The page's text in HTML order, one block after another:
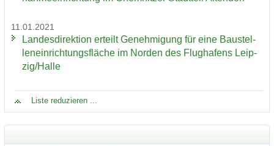
11.01.2021
Lan­des­di­rek­ti­on er­teilt Ge­neh­mi­gung für eine Bau­stel­
len­ein­rich­tungs­flä­che im Nor­den des Flug­ha­fens Leip­
zig/Halle
Liste re­du­zie­ren ...